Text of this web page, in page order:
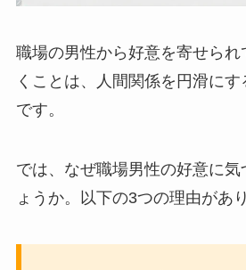
職場の男性から好意を寄せら
くことは、人間関係を円滑に
です。
では、なぜ職場男性の好意に気
ょうか。以下の3つの理由があ